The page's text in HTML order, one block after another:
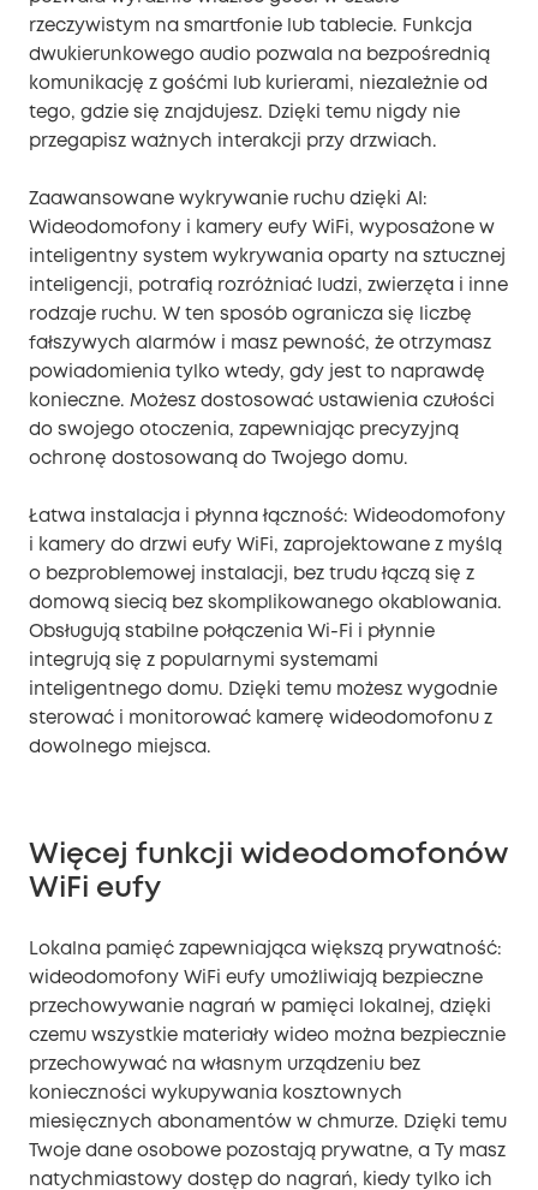
rzeczywistym na smartfonie lub tablecie. Funkcja
dwukierunkowego audio pozwala na bezpośrednią
komunikację z gośćmi lub kurierami, niezależnie od
tego, gdzie się znajdujesz. Dzięki temu nigdy nie
przegapisz ważnych interakcji przy drzwiach.
Zaawansowane wykrywanie ruchu dzięki AI:
Wideodomofony i kamery eufy WiFi, wyposażone w
inteligentny system wykrywania oparty na sztucznej
inteligencji, potrafią rozróżniać ludzi, zwierzęta i inne
rodzaje ruchu. W ten sposób ogranicza się liczbę
fałszywych alarmów i masz pewność, że otrzymasz
powiadomienia tylko wtedy, gdy jest to naprawdę
konieczne. Możesz dostosować ustawienia czułości
do swojego otoczenia, zapewniając precyzyjną
ochronę dostosowaną do Twojego domu.
Łatwa instalacja i płynna łączność: Wideodomofony
i kamery do drzwi eufy WiFi, zaprojektowane z myślą
o bezproblemowej instalacji, bez trudu łączą się z
domową siecią bez skomplikowanego okablowania.
Obsługują stabilne połączenia Wi-Fi i płynnie
integrują się z popularnymi systemami
inteligentnego domu. Dzięki temu możesz wygodnie
sterować i monitorować kamerę wideodomofonu z
dowolnego miejsca.
Więcej funkcji wideodomofonów
WiFi eufy
Lokalna pamięć zapewniająca większą prywatność:
wideodomofony WiFi eufy umożliwiają bezpieczne
przechowywanie nagrań w pamięci lokalnej, dzięki
czemu wszystkie materiały wideo można bezpiecznie
przechowywać na własnym urządzeniu bez
konieczności wykupywania kosztownych
miesięcznych abonamentów w chmurze. Dzięki temu
Twoje dane osobowe pozostają prywatne, a Ty masz
natychmiastowy dostęp do nagrań, kiedy tylko ich